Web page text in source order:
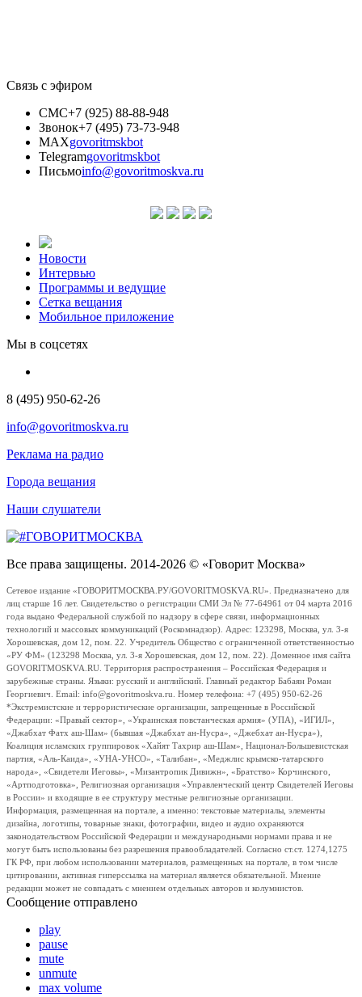
Связь с эфиром
СМС+7 (925) 88-88-948
Звонок+7 (495) 73-73-948
MAXgovoritmskbot
Telegramgovoritmskbot
Письмоinfo@govoritmoskva.ru
Новости
Интервью
Программы и ведущие
Сетка вещания
Мобильное приложение
Мы в соцсетях
8 (495) 950-62-26
info@govoritmoskva.ru
Реклама на радио
Города вещания
Наши слушатели
Все права защищены. 2014-2026 © «Говорит Москва»
Сетевое издание «ГОВОРИТМОСКВА.РУ/GOVORITMOSKVA.RU». Предназначено для
лиц старше 16 лет. Свидетельство о регистрации СМИ Эл № 77-64961 от 04 марта 2016
года выдано Федеральной службой по надзору в сфере связи, информационных
технологий и массовых коммуникаций (Роскомнадзор). Адрес: 123298, Москва, ул. 3-я
Хорошевская, дом 12, пом. 22. Учредитель Общество с ограниченной ответственностью
«РУ ФМ» (123298 Москва, ул. 3-я Хорошевская, дом 12, пом. 22). Доменное имя сайта
GOVORITMOSKVA.RU. Территория распространения – Российская Федерация и
зарубежные страны. Языки: русский и английский. Главный редактор Бабаян Роман
Георгиевич. Email: info@govoritmoskva.ru. Номер телефона: +7 (495) 950-62-26
*Экстремистские и террористические организации, запрещенные в Российской
Федерации: «Правый сектор», «Украинская повстанческая армия» (УПА), «ИГИЛ»,
«Джабхат Фатх аш-Шам» (бывшая «Джабхат ан-Нусра», «Джебхат ан-Нусра»),
Коалиция исламских группировок «Хайят Тахрир аш-Шам», Национал-Большевистская
партия, «Аль-Каида», «УНА-УНСО», «Талибан», «Меджлис крымско-татарского
народа», «Свидетели Иеговы», «Мизантропик Дивижн», «Братство» Корчинского,
«Артподготовка», Религиозная организация «Управленческий центр Свидетелей Иеговы
в России» и входящие в ее структуру местные религиозные организации.
Информация, размещенная на портале, а именно: текстовые материалы, элементы
дизайна, логотипы, товарные знаки, фотографии, видео и аудио охраняются
законодательством Российской Федерации и международными нормами права и не
могут быть использованы без разрешения правообладателей. Согласно ст.ст. 1274,1275
ГК РФ, при любом использовании материалов, размещенных на портале, в том числе
цитировании, активная гиперссылка на материал является обязательной. Мнение
редакции может не совпадать с мнением отдельных авторов и колумнистов.
Сообщение отправлено
play
pause
mute
unmute
max volume